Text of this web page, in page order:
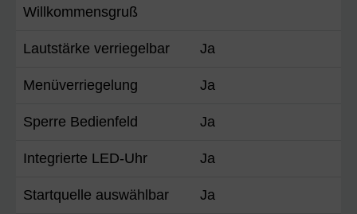
Willkommensgruß
Lautstärke verriegelbar Ja
Menüverriegelung Ja
Sperre Bedienfeld Ja
Integrierte LED-Uhr Ja
Startquelle auswählbar Ja